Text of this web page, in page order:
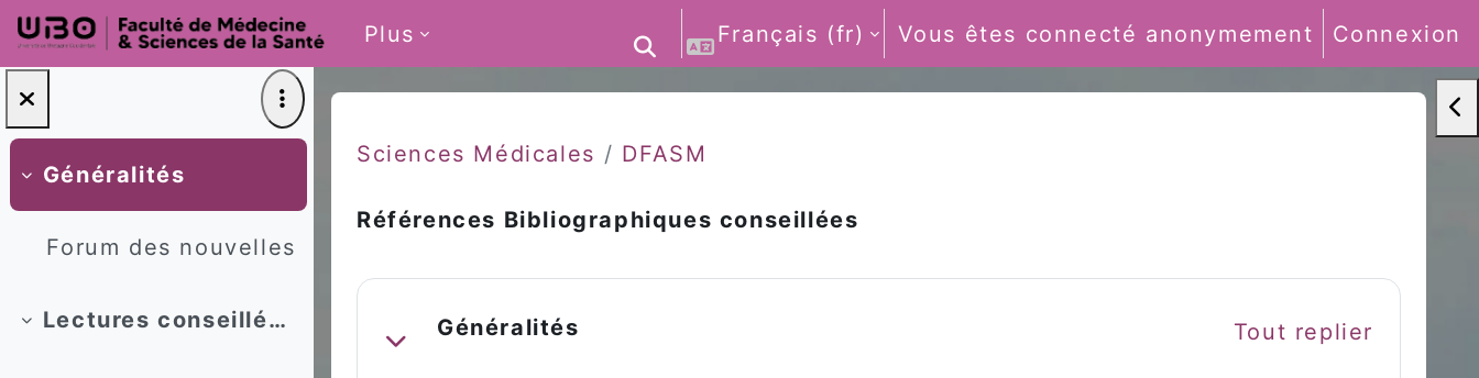
Passer au contenu principal
Plus
Activer/désactiver la saisie de recherche
Français ‎(fr)‎ Vous êtes connecté anonymement Connexion
Généralités
Forum des nouvelles
Lectures conseillées par le Professeur Christian Berthou, Directeur UFR Médecine et des Sciences de la Santé
Sciences Médicales
DFASM
Références Bibliographiques conseillées
Replier
Généralités Tout replier